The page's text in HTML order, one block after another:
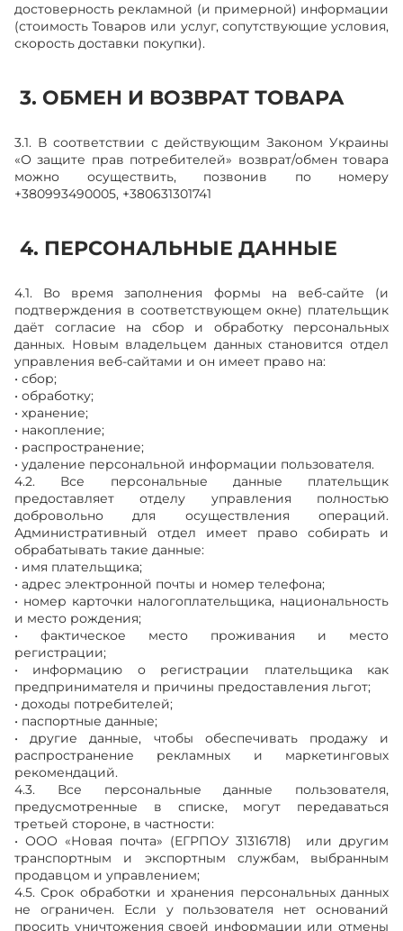
достоверность рекламной (и примерной) информации
(стоимость Товаров или услуг, сопутствующие условия,
скорость доставки покупки).
3. ОБМЕН И ВОЗВРАТ ТОВАРА
3.1. В соответствии с действующим Законом Украины
«О защите прав потребителей» возврат/обмен товара
можно осуществить, позвонив по номеру
+380993490005, +380631301741
4. ПЕРСОНАЛЬНЫЕ ДАННЫЕ
4.1. Во время заполнения формы на веб-сайте (и
подтверждения в соответствующем окне) плательщик
даёт согласие на сбор и обработку персональных
данных. Новым владельцем данных становится отдел
управления веб-сайтами и он имеет право на:
• сбор;
• обработку;
• хранение;
• накопление;
• распространение;
• удаление персональной информации пользователя.
4.2. Все персональные данные плательщик
предоставляет отделу управления полностью
добровольно для осуществления операций.
Административный отдел имеет право собирать и
обрабатывать такие данные:
• имя плательщика;
• адрес электронной почты и номер телефона;
• номер карточки налогоплательщика, национальность
и место рождения;
• фактическое место проживания и место
регистрации;
• информацию о регистрации плательщика как
предпринимателя и причины предоставления льгот;
• доходы потребителей;
• паспортные данные;
• другие данные, чтобы обеспечивать продажу и
распространение рекламных и маркетинговых
рекомендаций.
4.3. Все персональные данные пользователя,
предусмотренные в списке, могут передаваться
третьей стороне, в частности:
• ООО «Новая почта» (ЕГРПОУ 31316718) или другим
транспортным и экспортным службам, выбранным
продавцом и управлением;
4.5. Срок обработки и хранения персональных данных
не ограничен. Если у пользователя нет оснований
просить уничтожения своей информации или отмены